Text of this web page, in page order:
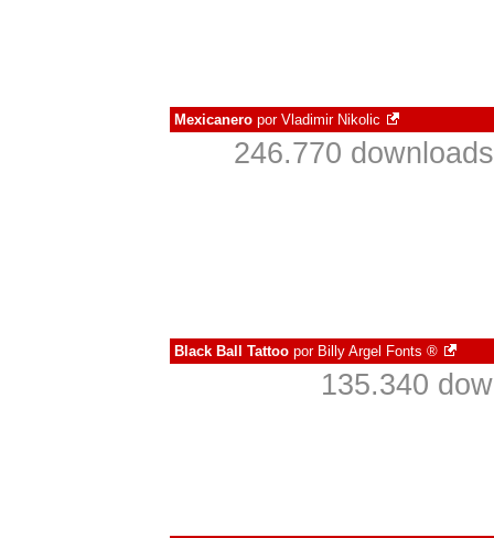
Mexicanero por Vladimir Nikolic
246.770
Black Ball Tattoo por Billy Argel Fonts ®
135.340